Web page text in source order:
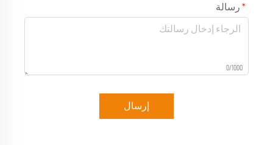
رسالة
0/1000
إرسال